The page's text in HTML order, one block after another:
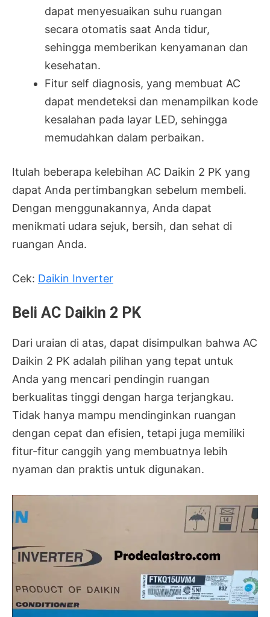
dapat menyesuaikan suhu ruangan
secara otomatis saat Anda tidur,
sehingga memberikan kenyamanan dan
kesehatan.
Fitur self diagnosis, yang membuat AC
dapat mendeteksi dan menampilkan kode
kesalahan pada layar LED, sehingga
memudahkan dalam perbaikan.
Itulah beberapa kelebihan AC Daikin 2 PK yang
dapat Anda pertimbangkan sebelum membeli.
Dengan menggunakannya, Anda dapat
menikmati udara sejuk, bersih, dan sehat di
ruangan Anda.
Cek: Daikin Inverter
Beli AC Daikin 2 PK
Dari uraian di atas, dapat disimpulkan bahwa AC
Daikin 2 PK adalah pilihan yang tepat untuk
Anda yang mencari pendingin ruangan
berkualitas tinggi dengan harga terjangkau.
Tidak hanya mampu mendinginkan ruangan
dengan cepat dan efisien, tetapi juga memiliki
fitur-fitur canggih yang membuatnya lebih
nyaman dan praktis untuk digunakan.